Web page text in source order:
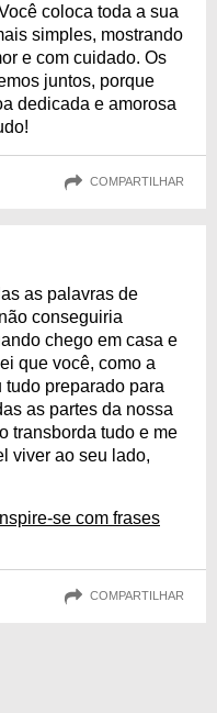
coloca toda a sua
simples, mostrando
e com cuidado. Os
juntos, porque
dedicada e amorosa
COMPARTILHAR
as palavras de
conseguiria
chego em casa e
que você, como a
preparado para
as partes da nossa
transborda tudo e me
viver ao seu lado,
se com frases
COMPARTILHAR